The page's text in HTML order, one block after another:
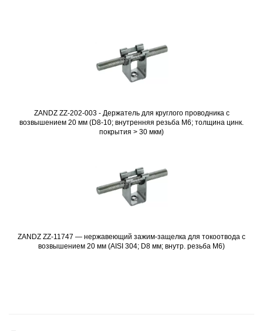
Подробнее
ZANDZ ZZ-202-003 - Держатель для круглого проводника с
возвышением 20 мм (D8-10; внутренняя резьба M6; толщина цинк.
покрытия > 30 мкм)
Подробнее
ZANDZ ZZ-11747 — нержавеющий зажим-защелка для токоотвода с
возвышением 20 мм (AISI 304; D8 мм; внутр. резьба М6)